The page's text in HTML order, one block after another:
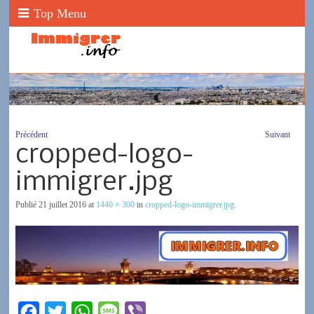
Top Menu
Précédent Suivant
cropped-logo-
immigrer.jpg
Publié 21 juillet 2016at 1440 × 300in cropped-logo-immigrer.jpg.
W
M